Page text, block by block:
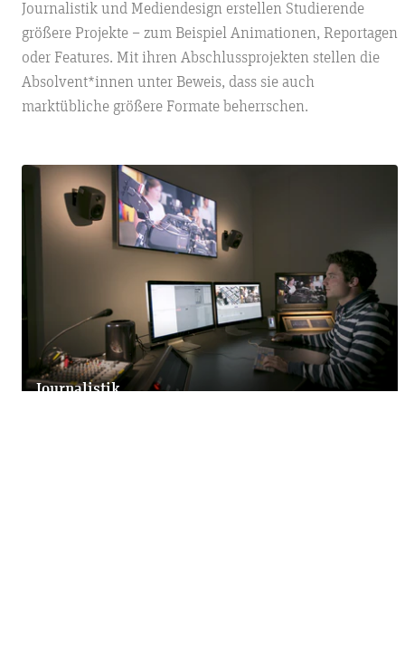
Journalistik und Mediendesign erstellen Studierende
größere Projekte – zum Beispiel Animationen, Reportagen
oder Features. Mit ihren Abschlussprojekten stellen die
Absolvent*innen unter Beweis, dass sie auch
marktübliche größere Formate beherrschen.
Journalistik